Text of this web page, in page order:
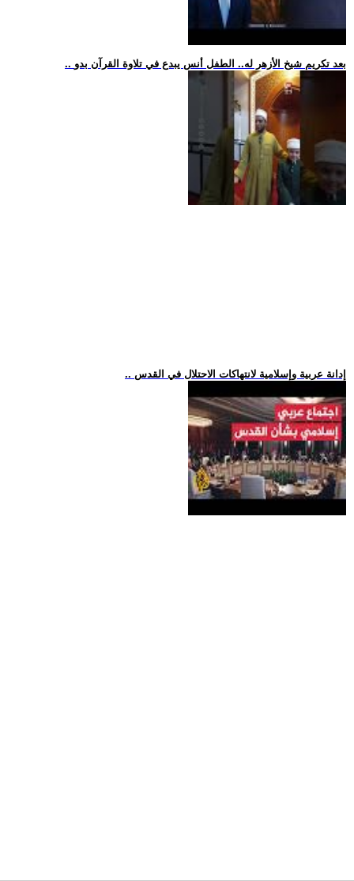
.. بعد تكريم شيخ الأزهر له.. الطفل أنس يبدع في تلاوة القرآن بدو
.. إدانة عربية وإسلامية لانتهاكات الاحتلال في القدس